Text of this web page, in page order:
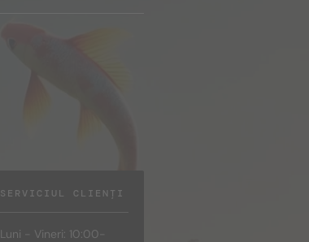
SERVICIUL CLIENȚI
Luni - Vineri: 10:00-